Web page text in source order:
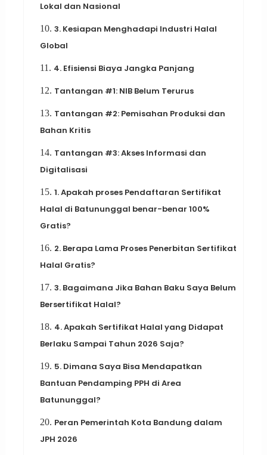
Lokal dan Nasional
10. 3. Kesiapan Menghadapi Industri Halal
Global
11. 4. Efisiensi Biaya Jangka Panjang
12. Tantangan #1: NIB Belum Terurus
13. Tantangan #2: Pemisahan Produksi dan
Bahan Kritis
14. Tantangan #3: Akses Informasi dan
Digitalisasi
15. 1. Apakah proses Pendaftaran Sertifikat
Halal di Batununggal benar-benar 100%
Gratis?
16. 2. Berapa Lama Proses Penerbitan Sertifikat
Halal Gratis?
17. 3. Bagaimana Jika Bahan Baku Saya Belum
Bersertifikat Halal?
18. 4. Apakah Sertifikat Halal yang Didapat
Berlaku Sampai Tahun 2026 Saja?
19. 5. Dimana Saya Bisa Mendapatkan
Bantuan Pendamping PPH di Area
Batununggal?
20. Peran Pemerintah Kota Bandung dalam
JPH 2026